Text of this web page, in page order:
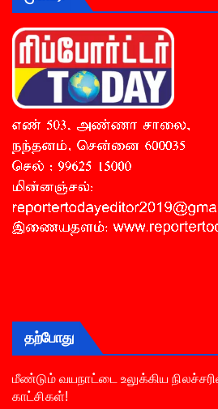
தற்போது
மீண்டும் வயநாட்டை உலுக்கிய
காட்சிகள்!